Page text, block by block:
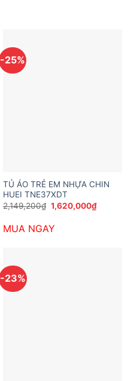
-25%
TỦ ÁO TRẺ EM NHỰA CHIN
HUEI TNE37XDT
2,149,200₫ Giá
gốc
2,149,200₫.
1,620,000₫Giá
hiện
MUA NGAY
-23%